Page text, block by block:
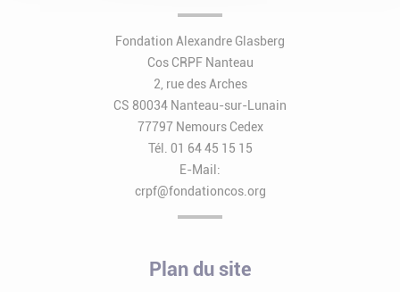
Fondation Alexandre Glasberg
Cos CRPF Nanteau
2, rue des Arches
CS 80034 Nanteau-sur-Lunain
77797 Nemours Cedex
Tél. 01 64 45 15 15
E-Mail:
crpf@fondationcos.org
Plan du site